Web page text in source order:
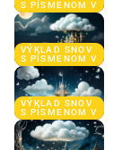
S PÍSMENOM V
VÝKLAD SNOV
S PÍSMENOM V
VÝKLAD SNOV
S PÍSMENOM V